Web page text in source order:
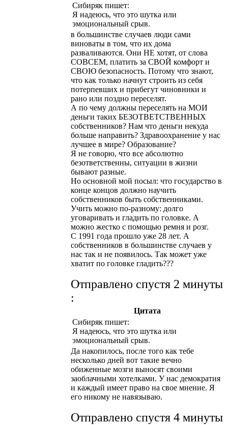
Сибиряк пишет:
Я надеюсь, что это шутка или
эмоциональный срыв.
в большинстве случаев люди сами
виноваты в том, что их дома
разваливаются. Они НЕ хотят, от слова
СОВСЕМ, платить за СВОЙ комфорт и
СВОЮ безопасность. Потому что знают,
что как только начнут строить из себя
потерпевших и прибегут чиновники и
рано или поздно переселят.
А по чему должны переселять на МОИ
деньги таких БЕЗОТВЕТСТВЕННЫХ
собственников? Нам что деньги некуда
больше направить? Здравоохранение у нас
лучшее в мире? Образование?
Я не говорю, что все абсолютно
безответственны, ситуации в жизни
бывают разные.
Но основной мой посыл: что государство в
конце концов должно научить
собственников быть собственниками.
Учить можно по-разному: долго
уговаривать и гладить по головке. А
можно жестко с помощью ремня и розг.
С 1991 года прошло уже 28 лет. А
собственников в большинстве случаев у
нас так и не появилось. Так может уже
хватит по головке гладить???
Отправлено спустя 2 минуты
:
Цитата
Сибиряк пишет:
Я надеюсь, что это шутка или
эмоциональный срыв.
Да накопилось, после того как тебе
несколько дней вот такие вечно
обиженные мозги выносят своими
заоблачными хотелками. У нас демократия
и каждый имеет право на свое мнение. Я
его никому не навязываю.
Отправлено спустя 4 минуты